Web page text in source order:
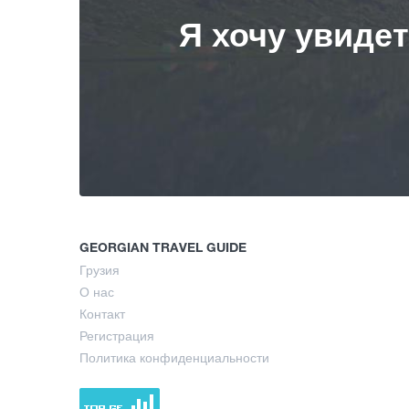
Я хочу
GEORGIAN TRAVEL GUIDE
Грузия
О нас
Контакт
Регистрация
Политика конфиденциальности